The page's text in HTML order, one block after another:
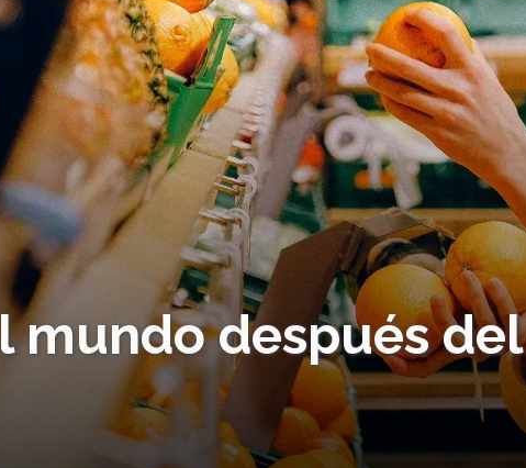
mundo después del